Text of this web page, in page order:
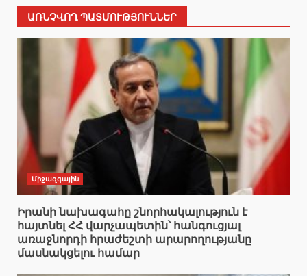
ԱՌՆՉՎՈՂ ՊԱՏՄՈՒԹՅՈՒՆՆԵՐ
Միջազգային
Իրանի նախագահը շնորհակալություն է
հայտնել ՀՀ վարչապետին՝ հանգուցյալ
առաջնորդի հրաժեշտի արարողությանը
մասնակցելու համար